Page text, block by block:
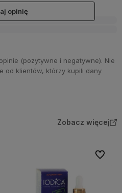
opinię
(pozytywne i negatywne). Nie
od klientów, którzy kupili dany
Zobacz więcej
Do